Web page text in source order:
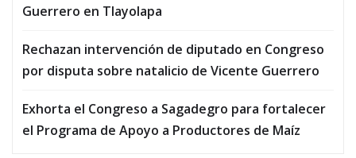
Guerrero en Tlayolapa
Rechazan intervención de diputado en Congreso
por disputa sobre natalicio de Vicente Guerrero
Exhorta el Congreso a Sagadegro para fortalecer
el Programa de Apoyo a Productores de Maíz